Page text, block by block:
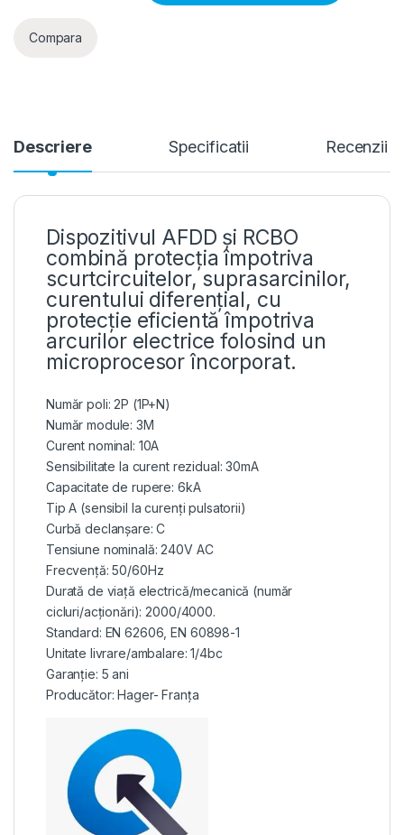
Compara
Descriere Specificatii Recenzii
Dispozitivul AFDD și RCBO
combină protecția împotriva
scurtcircuitelor, suprasarcinilor,
curentului diferențial, cu
protecție eficientă împotriva
arcurilor electrice folosind un
microprocesor încorporat.
Număr poli: 2P (1P+N)
Număr module: 3M
Curent nominal: 10A
Sensibilitate la curent rezidual: 30mA
Capacitate de rupere: 6kA
Tip A (sensibil la curenți pulsatorii)
Curbă declanșare: C
Tensiune nominală: 240V AC
Frecvență: 50/60Hz
Durată de viață electrică/mecanică (număr
cicluri/acționări): 2000/4000.
Standard: EN 62606, EN 60898-1
Unitate livrare/ambalare: 1/4bc
Garanție: 5 ani
Producător: Hager- Franța